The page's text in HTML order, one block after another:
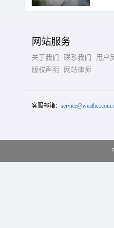
网站服务
关于我们 联系我们
用户
版权声明
网站律师
客服邮箱：